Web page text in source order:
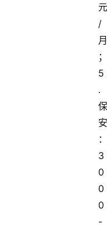
元
/
月
；
5
.
保
安
：
3
0
0
0
-